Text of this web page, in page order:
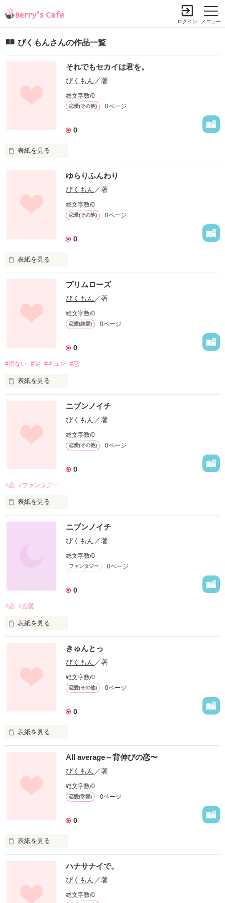
メニュー
ログイン
ぴくもんさんの作品一覧
それでもセカイは君を。
ぴくもん ／著
総文字数/0
恋愛(その他) 0ページ
0
表紙を見る
作品を読む
ゆらりふんわり
ぴくもん ／著
総文字数/0
恋愛(その他) 0ページ
0
表紙を見る
作品を読む
プリムローズ
ぴくもん ／著
総文字数/0
恋愛(純愛) 0ページ
0
#切ない #涙 #キュン #恋
表紙を見る
作品を読む
ニブンノイチ
ぴくもん ／著
総文字数/0
恋愛(その他) 0ページ
0
#恋 #ファンタジー
表紙を見る
恋をするのはダメなんて…。
作品を読む
ニブンノイチ
ぴくもん／著
総文字数/0
ファンタジー 0ページ
0
#恋 #恋愛
表紙を見る
恋をしちゃいけない。
きゅんとっ
ぴくもん／著
総文字数/0
恋愛(その他) 0ページ
0
表紙を見る
作品を読む
All average～背伸びの恋〜
ぴくもん ／著
総文字数/0
恋愛(学園) 0ページ
0
表紙を見る
学力、容姿、すべてが平均的
なんの取り柄もないわたしは恋をしました
ハナサナイで。
ぴくもん ／著
総文字数/0